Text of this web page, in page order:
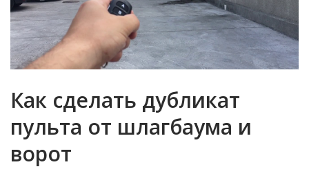
Как сделать дубликат
пульта от шлагбаума и
ворот